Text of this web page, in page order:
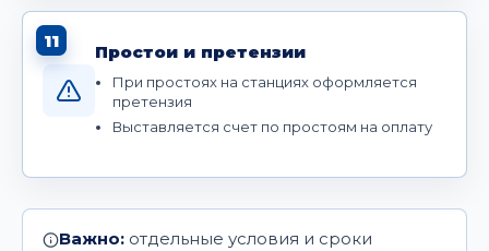
11
Простои и претензии
При простоях на станциях оформляется
претензия
Выставляется счет по простоям на оплату
Важно: отдельные условия и сроки